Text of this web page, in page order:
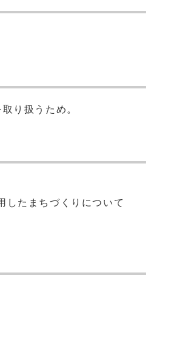
り扱うため。
たまちづくりについて